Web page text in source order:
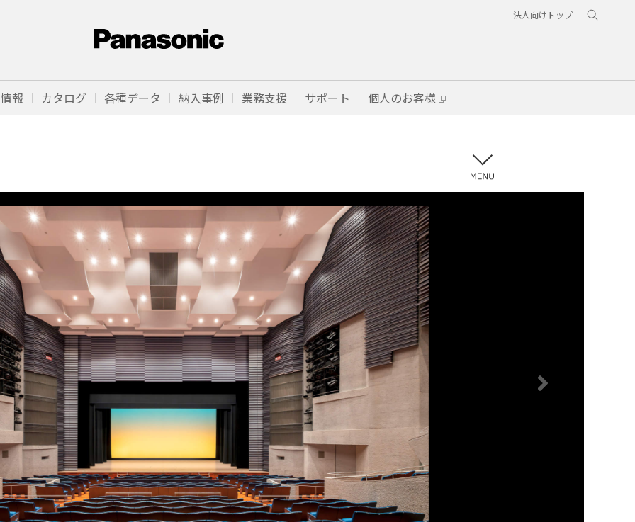
法人向けトップ
報 カタログ 各種データ 納入事例 業務支援 サポート 個人のお客様